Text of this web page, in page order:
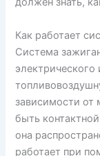
Как работает
Система
зависимости
быть
она
работает при